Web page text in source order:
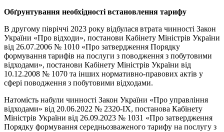
Обґрунтування необхідності встановлення тарифу
В другому півріччі 2023 року відбулася втрата чинності Закон
України «Про відходи», постанови Кабінету Міністрів України
від 26.07.2006 № 1010 «Про затвердження Порядку
формування тарифів на послуги з поводження з побутовими
відходами», постанови Кабінету Міністрів України від
10.12.2008 № 1070 та інших нормативно-правових актів у
сфері поводження з побутовими відходами.
Натомість набули чинності Закон України «Про управління
відходами» від 20.06.2022 № 2320-ІХ, постанова Кабінету
Міністрів України від 26.09.2023 № 1031 «Про затвердження
Порядку формування середньозваженого тарифу на послугу з